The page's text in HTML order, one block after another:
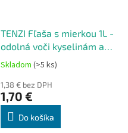
TENZI Fľaša s mierkou 1L -
odolná voči kyselinám a
zásaditým chemikáliám
Priemerné
produktu
je
5,0
Skladom (>5 ks)
1,38 € bez DPH
1,70 €
Do košíka